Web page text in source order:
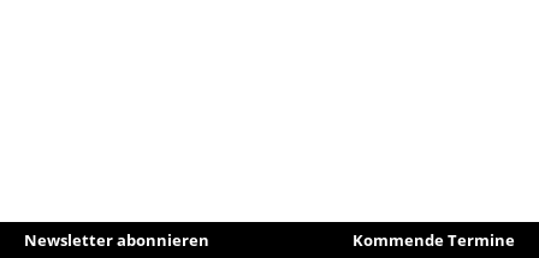
Newsletter abonnieren Kommende Termine